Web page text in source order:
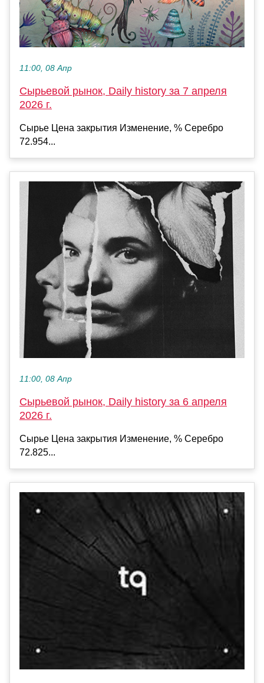
11:00, 08 Апр
Сырьевой рынок, Daily history за 7 апреля
2026 г.
Сырье Цена закрытия Изменение, % Серебро
72.954...
11:00, 08 Апр
Сырьевой рынок, Daily history за 6 апреля
2026 г.
Сырье Цена закрытия Изменение, % Серебро
72.825...